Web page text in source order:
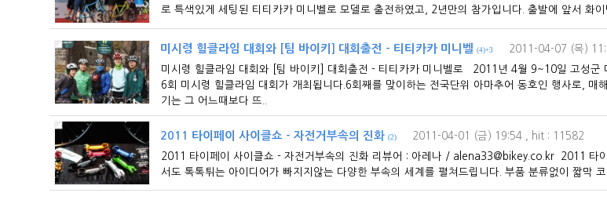
로 특색있게 세팅된 티티카카 미니벨로 모델로 출전하였고, 2년만의 참가입니다. 출발에 앞서 화
미시령 힐클라임 대회와 [팀 바이키] 대회출전 - 티티카카 미니벨 (4)+3 2011-04-07 (목)
미시령 힐클라임 대회와 [팀 바이키] 대회출전 - 티티카카 미니벨로 2011년 4월 9~10일 고성군
6회 미시령 힐클라임 대회가 개최됩니다.6회째를 맞이하는 전국단위 아마추어 동호인 행사로, 매
기는 그 어느때보다 뜨..
2011 타이페이 사이클쇼 - 자전거부속의 진화 (2) 2011-04-01 (금) 19:54 , hit : 11582
2011 타이페이 사이클쇼 - 자전거부속의 진화 리뷰어 : 아레나 / alena33@bikey.co.kr 2011 타
서도 톡톡튀는 아이디어가 빠지지않는 다양한 부속의 세계를 펼쳐드립니다. 부품 분류없이 짧막